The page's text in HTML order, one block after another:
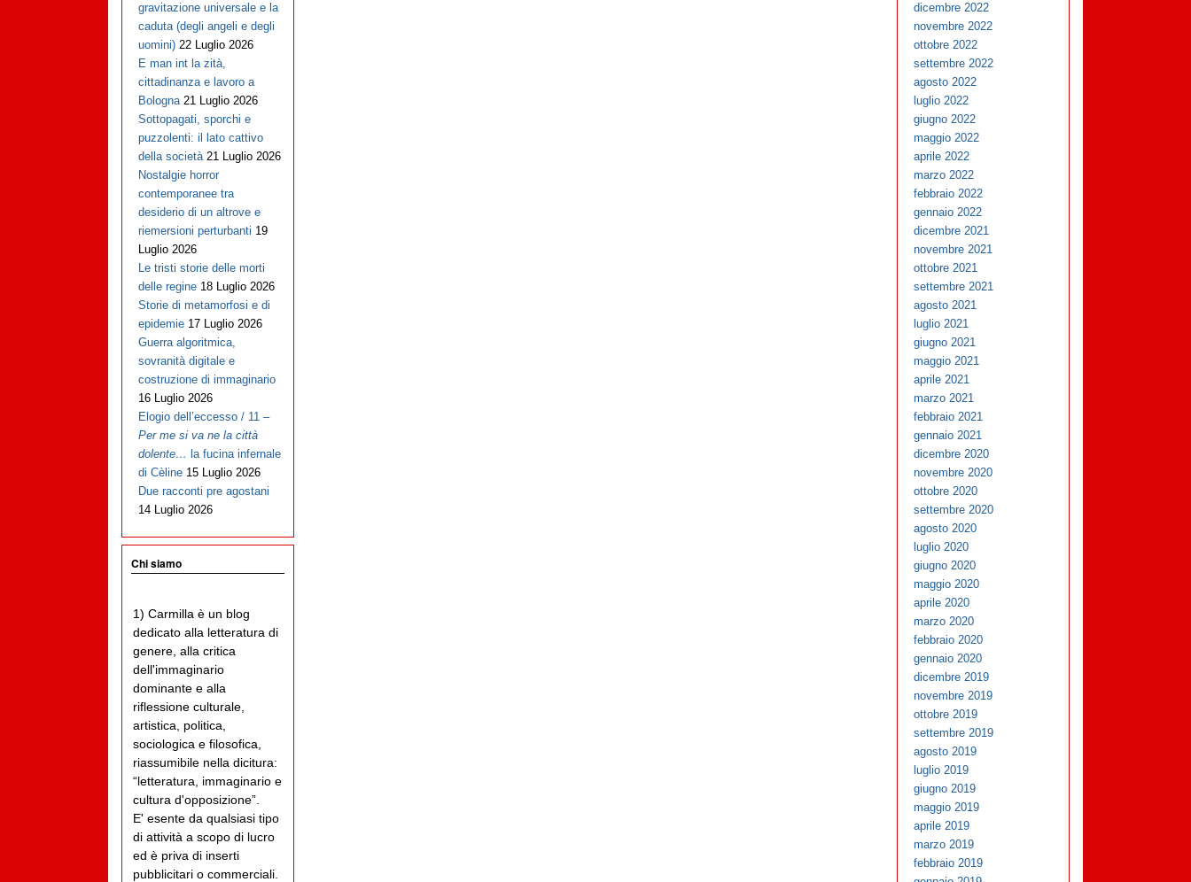
gravitazione universale e la
caduta (degli angeli e degli
uomini) 22 Luglio 2026
E man int la zità,
cittadinanza e lavoro a
Bologna 21 Luglio 2026
Sottopagati, sporchi e
puzzolenti: il lato cattivo
della società 21 Luglio 2026
Nostalgie horror
contemporanee tra
desiderio di un altrove e
riemersioni perturbanti 19
Luglio 2026
Le tristi storie delle morti
delle regine 18 Luglio 2026
Storie di metamorfosi e di
epidemie 17 Luglio 2026
Guerra algoritmica,
sovranità digitale e
costruzione di immaginario
16 Luglio 2026
Elogio dell’eccesso / 11 –
Per me si va ne la città
dolente… la fucina infernale
di Cèline 15 Luglio 2026
Due racconti pre agostani
14 Luglio 2026
Chi siamo
1) Carmilla è un blog
dedicato alla letteratura di
genere, alla critica
dell'immaginario
dominante e alla
riflessione culturale,
artistica, politica,
sociologica e filosofica,
riassumibile nella dicitura:
“letteratura, immaginario e
cultura d'opposizione”.
E' esente da qualsiasi tipo
di attività a scopo di lucro
ed è priva di inserti
pubblicitari o commerciali.
dicembre 2022
novembre 2022
ottobre 2022
settembre 2022
agosto 2022
luglio 2022
giugno 2022
maggio 2022
aprile 2022
marzo 2022
febbraio 2022
gennaio 2022
dicembre 2021
novembre 2021
ottobre 2021
settembre 2021
agosto 2021
luglio 2021
giugno 2021
maggio 2021
aprile 2021
marzo 2021
febbraio 2021
gennaio 2021
dicembre 2020
novembre 2020
ottobre 2020
settembre 2020
agosto 2020
luglio 2020
giugno 2020
maggio 2020
aprile 2020
marzo 2020
febbraio 2020
gennaio 2020
dicembre 2019
novembre 2019
ottobre 2019
settembre 2019
agosto 2019
luglio 2019
giugno 2019
maggio 2019
aprile 2019
marzo 2019
febbraio 2019